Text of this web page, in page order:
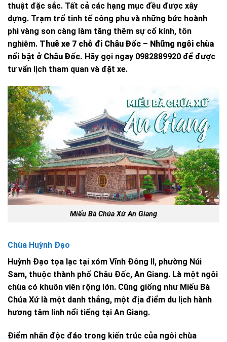
thuật đặc sắc. Tất cả các hạng mục đều được xây
dựng. Trạm trổ tinh tế công phu và những bức hoành
phi vàng son càng làm tăng thêm sự cổ kính, tôn
nghiêm. Thuê xe 7 chỗ đi Châu Đốc – Những ngôi chùa
nổi bật ở Châu Đốc. Hãy gọi ngay 0982889920 để được
tư vấn lịch tham quan và đặt xe.
Miếu Bà Chúa Xứ An Giang
Chùa Huỳnh Đạo
Huỳnh Đạo tọa lạc tại xóm Vĩnh Đông II, phường Núi
Sam, thuộc thành phố Châu Đốc, An Giang. Là một ngôi
chùa có khuôn viên rộng lớn. Cũng giống như Miếu Bà
Chúa Xứ là một danh thắng, một địa điểm du lịch hành
hương tâm linh nổi tiếng tại An Giang.
Điểm nhấn độc đáo trong kiến trúc của ngôi chùa